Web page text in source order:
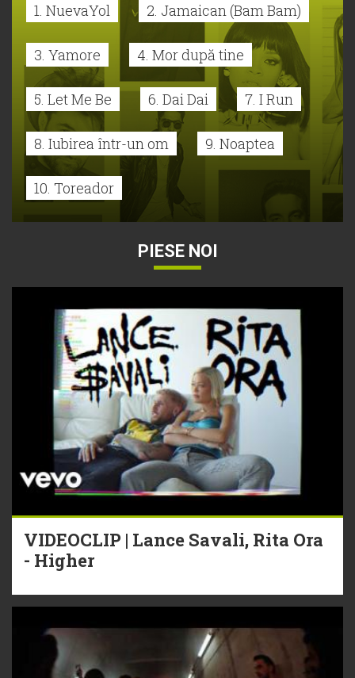
1. NuevaYol 2. Jamaican (Bam Bam)
3. Yamore 4. Mor după tine
5. Let Me Be 6. Dai Dai 7. I Run
8. Iubirea într-un om 9. Noaptea
10. Toreador
PIESE NOI
VIDEOCLIP | Lance Savali, Rita Ora
- Higher